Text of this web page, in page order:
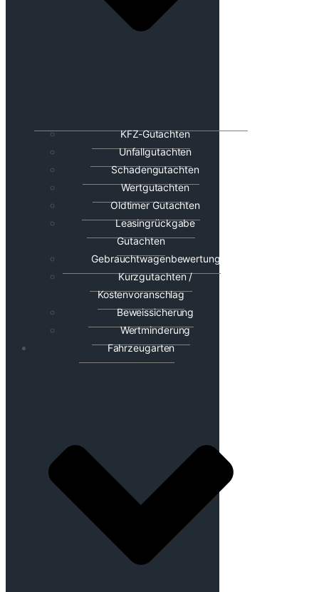
KFZ-Gutachten
Unfallgutachten
Schadengutachten
Wertgutachten
Oldtimer Gutachten
Leasingrückgabe
Gutachten
Gebrauchtwagenbewertung
Kurzgutachten /
Kostenvoranschlag
Beweissicherung
Wertminderung
Fahrzeugarten